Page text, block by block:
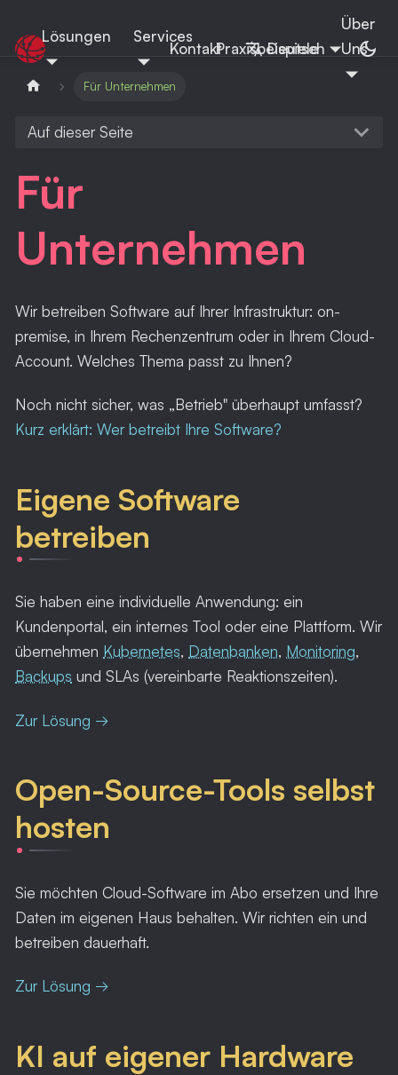
RiKuWe
Lösungen Services
Praxisbeispiele
Über
Uns
Kontakt Deutsch
Für Unternehmen
Auf dieser Seite
Für
Unternehmen
Wir betreiben Software auf Ihrer Infrastruktur: on-
premise, in Ihrem Rechenzentrum oder in Ihrem Cloud-
Account. Welches Thema passt zu Ihnen?
Noch nicht sicher, was „Betrieb" überhaupt umfasst?
Kurz erklärt: Wer betreibt Ihre Software?
Eigene Software
betreiben
Sie haben eine individuelle Anwendung: ein
Kundenportal, ein internes Tool oder eine Plattform. Wir
übernehmen Kubernetes, Datenbanken, Monitoring,
Backups und SLAs (vereinbarte Reaktionszeiten).
Zur Lösung →
Open-Source-Tools selbst
hosten
Sie möchten Cloud-Software im Abo ersetzen und Ihre
Daten im eigenen Haus behalten. Wir richten ein und
betreiben dauerhaft.
Zur Lösung →
KI auf eigener Hardware